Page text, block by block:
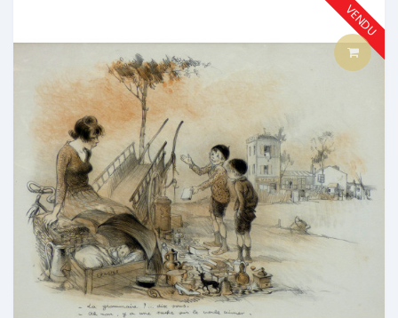
VENDU